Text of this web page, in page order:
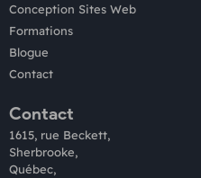
Conception Sites Web
Formations
Blogue
Contact
Contact
1615, rue Beckett,
Sherbrooke,
Québec,